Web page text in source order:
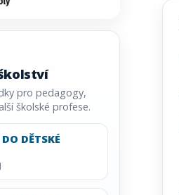
pro pedagogy,
školské profese.
DĚTSKÉ